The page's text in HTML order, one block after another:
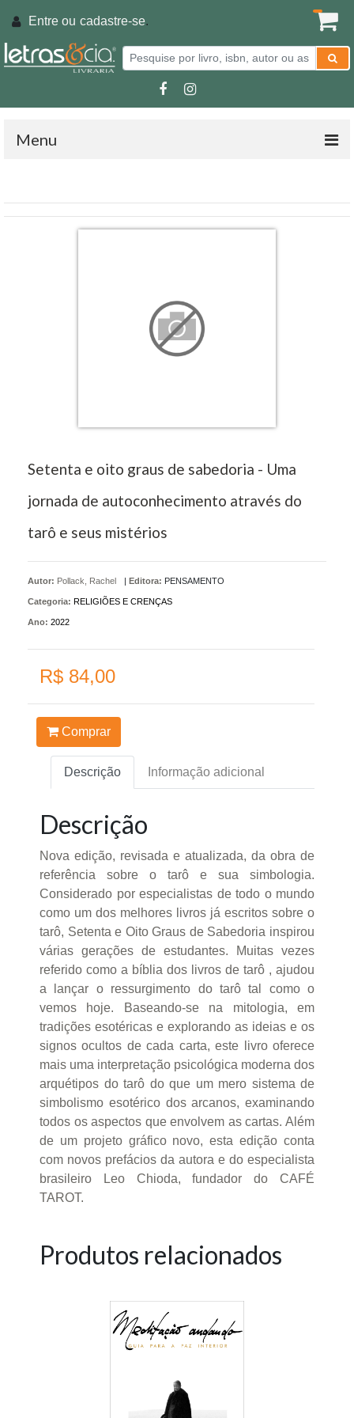
Entre ou cadastre-se.
Menu
Setenta e oito graus de sabedoria - Uma
jornada de autoconhecimento através do
tarô e seus mistérios
Autor: Pollack, Rachel | Editora: PENSAMENTO
Categoria: RELIGIÕES E CRENÇAS
Ano: 2022
R$ 84,00
Comprar
Descrição Informação adicional
Descrição
Nova edição, revisada e atualizada, da obra de
referência sobre o tarô e sua simbologia.
Considerado por especialistas de todo o mundo
como um dos melhores livros já escritos sobre o
tarô, Setenta e Oito Graus de Sabedoria inspirou
várias gerações de estudantes. Muitas vezes
referido como a bíblia dos livros de tarô , ajudou
a lançar o ressurgimento do tarô tal como o
vemos hoje. Baseando-se na mitologia, em
tradições esotéricas e explorando as ideias e os
signos ocultos de cada carta, este livro oferece
mais uma interpretação psicológica moderna dos
arquétipos do tarô do que um mero sistema de
simbolismo esotérico dos arcanos, examinando
todos os aspectos que envolvem as cartas. Além
de um projeto gráfico novo, esta edição conta
com novos prefácios da autora e do especialista
brasileiro Leo Chioda, fundador do CAFÉ
TAROT.
Produtos relacionados